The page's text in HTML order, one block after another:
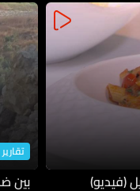
(فيديو)
بين